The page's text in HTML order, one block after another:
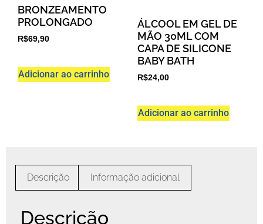
BRONZEAMENTO
PROLONGADO
R$69,90
Adicionar ao carrinho
ÁLCOOL EM GEL DE
MÃO 30ML COM
CAPA DE SILICONE
BABY BATH
R$24,00
Adicionar ao carrinho
Descrição Informação adicional
Descrição